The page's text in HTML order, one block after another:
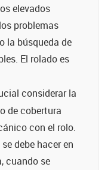
elevados
problemas
la búsqueda de
El rolado es
considerar la
de cobertura
con el rolo.
debe hacer en
cuando se